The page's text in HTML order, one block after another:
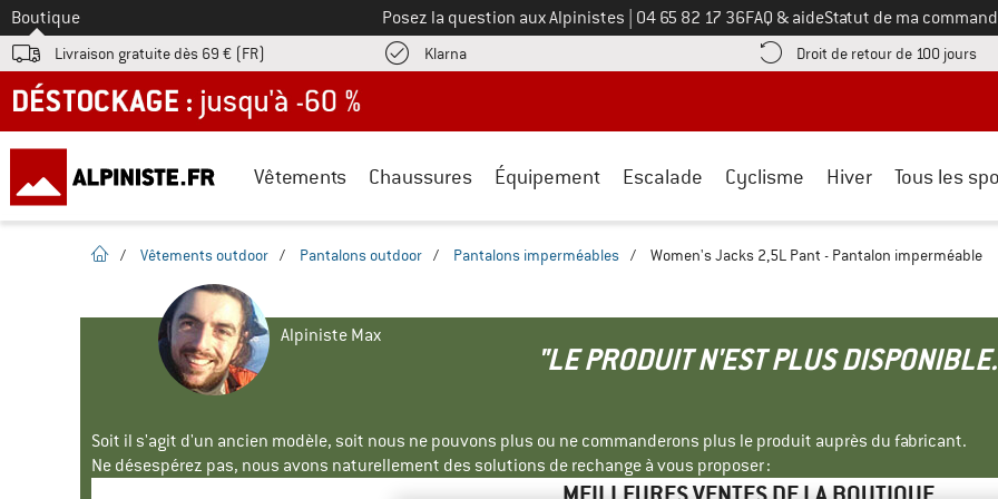
Vers le
Boutique Posez la question aux Alpinistes Appelez-nous au
04 65 82 17 36FAQ & aideStatut de ma
Livraison gratuite dès 69 € (FR) KlarnaTrouve les informations de paiement ici ! Ouvre une boîte d'information
Droit de retour de 100 jours
DÉSTOCKAGE : jusqu'à -60 %
Vêtements Chaussures Équipement Escalade Cyclisme Hiver Tous les
Page d'accueil
/ Vêtements outdoor / Pantalons outdoor / Pantalons imperméables / Women's Jacks 2,5L Pant - Pantalon imperméable
Alpiniste Max
"LE PRODUIT N'EST PLUS
Soit il s'agit d'un ancien modèle, soit nous ne pouvons plus ou ne commanderons plus le produit auprès du fabricant.
Ne désespérez pas, nous avons naturellement des solutions de rechange à vous proposer :